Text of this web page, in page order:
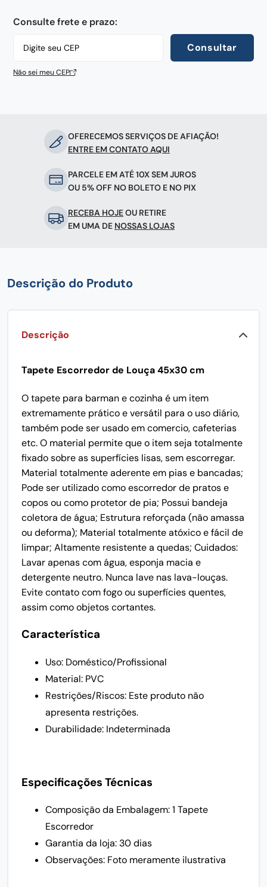
Consulte frete e prazo:
Consultar
Não sei meu CEP
OFERECEMOS SERVIÇOS DE AFIAÇÃO!
ENTRE EM CONTATO AQUI
PARCELE EM ATÉ 10X SEM JUROS
OU 5% OFF NO BOLETO E NO PIX
RECEBA HOJEOU RETIRE
EM UMA DE NOSSAS LOJAS
Descrição do Produto
Descrição
Tapete Escorredor de Louça 45x30 cm
O tapete para barman e cozinha é um item
extremamente prático e versátil para o uso diário,
também pode ser usado em comercio, cafeterias
etc. O material permite que o item seja totalmente
fixado sobre as superfícies lisas, sem escorregar.
Material totalmente aderente em pias e bancadas;
Pode ser utilizado como escorredor de pratos e
copos ou como protetor de pia; Possui bandeja
coletora de água; Estrutura reforçada (não amassa
ou deforma); Material totalmente atóxico e fácil de
limpar; Altamente resistente a quedas; Cuidados:
Lavar apenas com água, esponja macia e
detergente neutro. Nunca lave nas lava-louças.
Evite contato com fogo ou superfícies quentes,
assim como objetos cortantes.
Característica
Uso: Doméstico/Profissional
Material: PVC
Restrições/Riscos: Este produto não
apresenta restrições.
Durabilidade: Indeterminada
Especificações Técnicas
Composição da Embalagem: 1 Tapete
Escorredor
Garantia da loja: 30 dias
Observações: Foto meramente ilustrativa